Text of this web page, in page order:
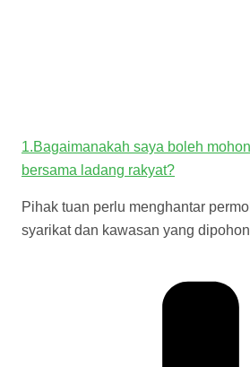
1.Bagaimanakah saya boleh
bersama ladang rakyat?
Pihak tuan perlu menghantar
syarikat dan kawasan yang